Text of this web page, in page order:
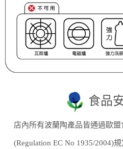
食品
店內所有波蘭陶產品皆通過歐
(Regulation EC No 1935/2004)